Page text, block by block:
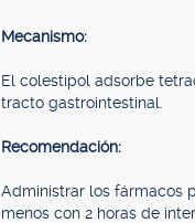
Mecanismo:
El colestipol adsorbe
tracto gastrointestinal.
Recomendación:
Administrar los fármacos
menos con 2 horas de